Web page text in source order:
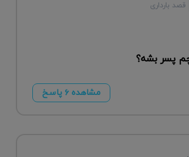
قصد بارداری
پسر بشه؟
مشاهده ۶ پاسخ